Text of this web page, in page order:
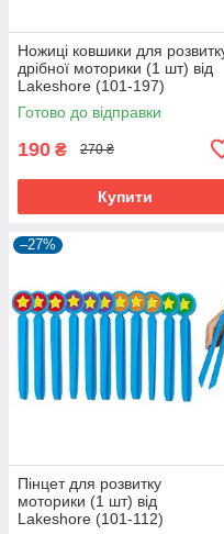
Ножиці ковшики для
дрібної моторики (1 шт) від
Lakeshore (101-197)
Готово до відправки
190 ₴ 270 ₴
Купити
–27%
Пінцет для розвитку
моторики (1 шт) від
Lakeshore (101-112)